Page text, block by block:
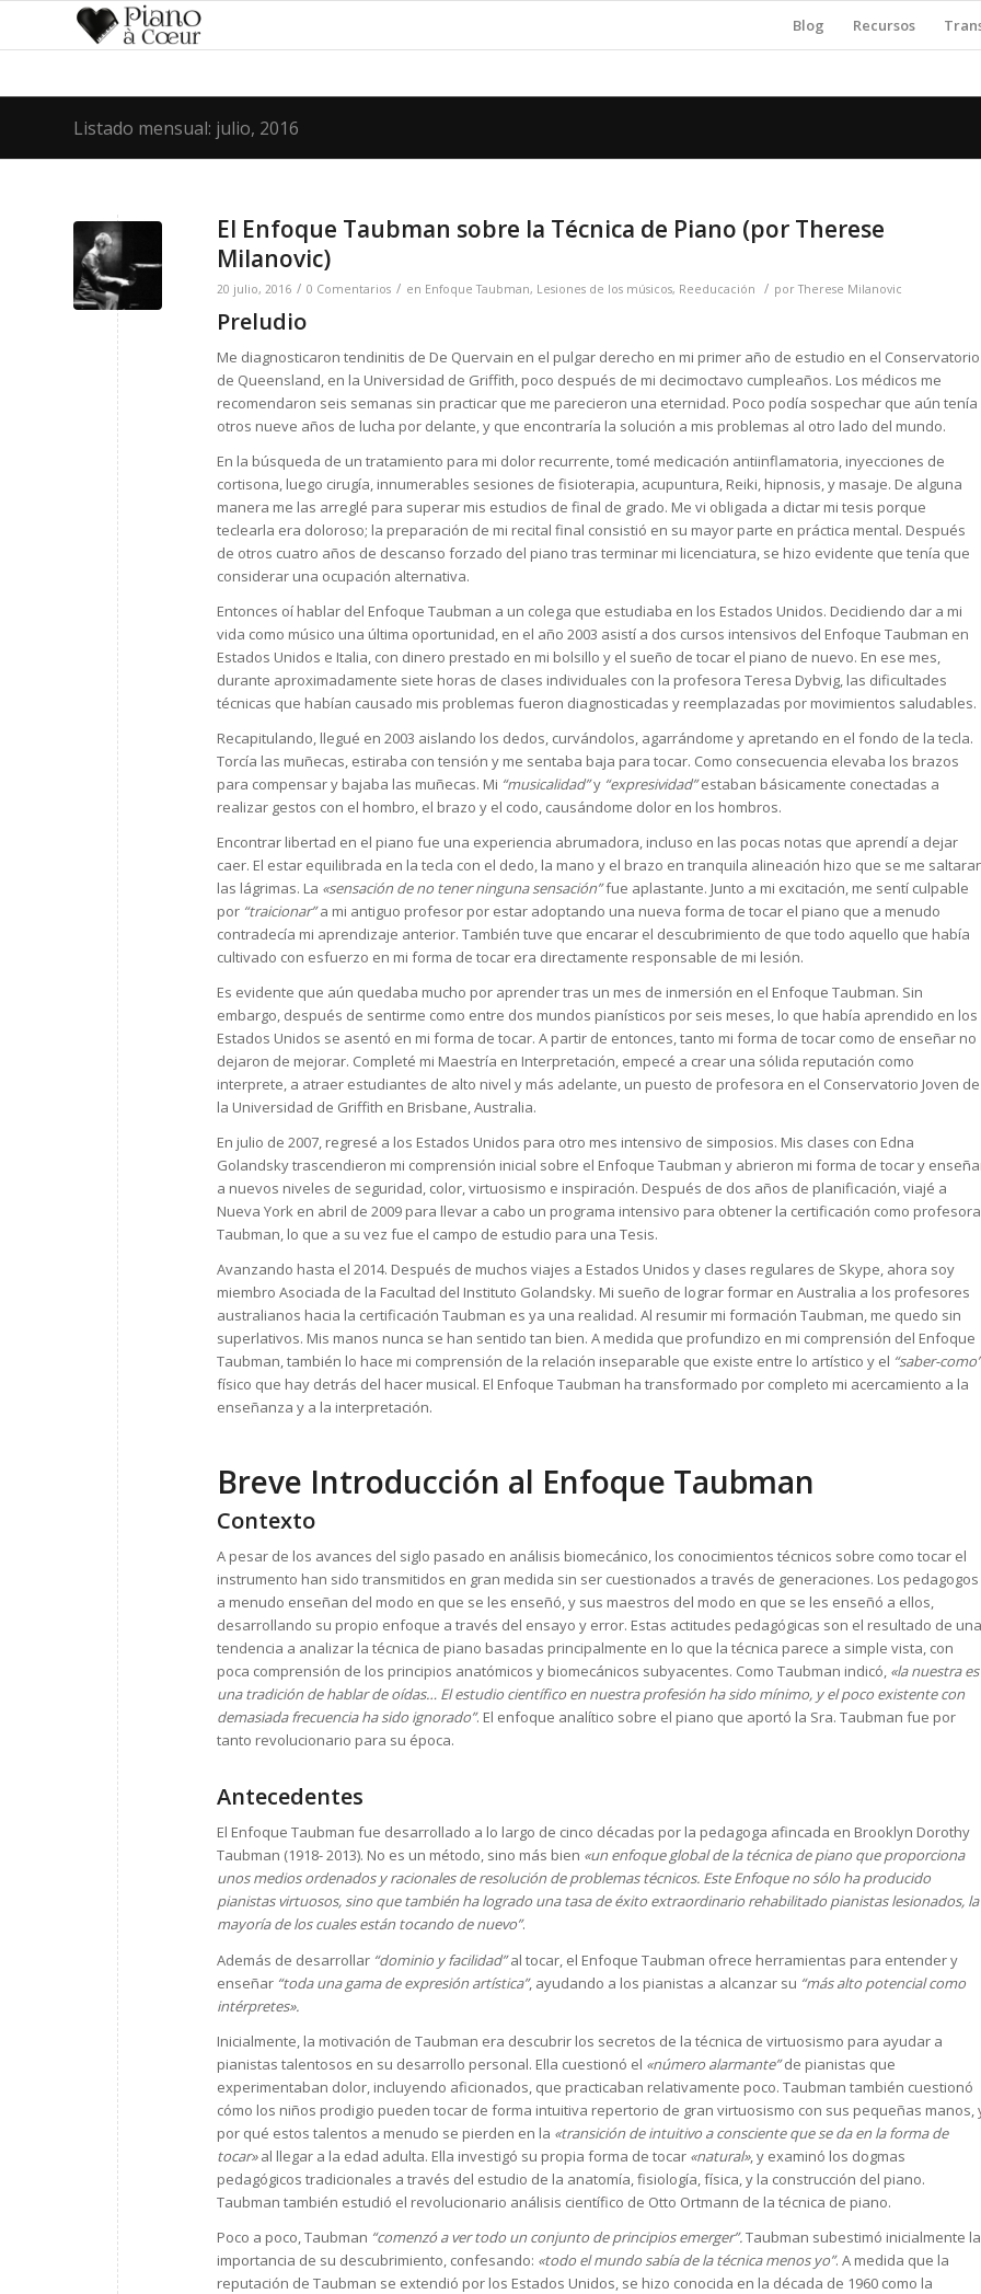
Blog Recursos
Listado mensual: julio, 2016
El Enfoque Taubman sobre la Técnica de Piano (por Therese
Milanovic)
20 julio, 2016 / 0 Comentarios / en Enfoque Taubman, Lesiones de los músicos, Reeducación / porTherese Milanovic
Preludio
Me diagnosticaron tendinitis de De Quervain en el pulgar derecho en mi primer año de estudio en el Conservatorio
de Queensland, en la Universidad de Griffith, poco después de mi decimoctavo cumpleaños. Los médicos me
recomendaron seis semanas sin practicar que me parecieron una eternidad. Poco podía sospechar que aún tenía
otros nueve años de lucha por delante, y que encontraría la solución a mis problemas al otro lado del mundo.
En la búsqueda de un tratamiento para mi dolor recurrente, tomé medicación antiinflamatoria, inyecciones de
cortisona, luego cirugía, innumerables sesiones de fisioterapia, acupuntura, Reiki, hipnosis, y masaje. De alguna
manera me las arreglé para superar mis estudios de final de grado. Me vi obligada a dictar mi tesis porque
teclearla era doloroso; la preparación de mi recital final consistió en su mayor parte en práctica mental. Después
de otros cuatro años de descanso forzado del piano tras terminar mi licenciatura, se hizo evidente que tenía que
considerar una ocupación alternativa.
Entonces oí hablar del Enfoque Taubman a un colega que estudiaba en los Estados Unidos. Decidiendo dar a mi
vida como músico una última oportunidad, en el año 2003 asistí a dos cursos intensivos del Enfoque Taubman en
Estados Unidos e Italia, con dinero prestado en mi bolsillo y el sueño de tocar el piano de nuevo. En ese mes,
durante aproximadamente siete horas de clases individuales con la profesora Teresa Dybvig, las dificultades
técnicas que habían causado mis problemas fueron diagnosticadas y reemplazadas por movimientos saludables.
Recapitulando, llegué en 2003 aislando los dedos, curvándolos, agarrándome y apretando en el fondo de la tecla.
Torcía las muñecas, estiraba con tensión y me sentaba baja para tocar. Como consecuencia elevaba los brazos
para compensar y bajaba las muñecas. Mi “musicalidad”y “expresividad”estaban básicamente conectadas a
realizar gestos con el hombro, el brazo y el codo, causándome dolor en los hombros.
Encontrar libertad en el piano fue una experiencia abrumadora, incluso en las pocas notas que aprendí a dejar
caer. El estar equilibrada en la tecla con el dedo, la mano y el brazo en tranquila alineación hizo que se me
las lágrimas. La «sensación de no tener ninguna sensación”fue aplastante. Junto a mi excitación, me sentí culpable
por “traicionar”a mi antiguo profesor por estar adoptando una nueva forma de tocar el piano que a menudo
contradecía mi aprendizaje anterior. También tuve que encarar el descubrimiento de que todo aquello que había
cultivado con esfuerzo en mi forma de tocar era directamente responsable de mi lesión.
Es evidente que aún quedaba mucho por aprender tras un mes de inmersión en el Enfoque Taubman. Sin
embargo, después de sentirme como entre dos mundos pianísticos por seis meses, lo que había aprendido en los
Estados Unidos se asentó en mi forma de tocar. A partir de entonces, tanto mi forma de tocar como de enseñar no
dejaron de mejorar. Completé mi Maestría en Interpretación, empecé a crear una sólida reputación como
interprete, a atraer estudiantes de alto nivel y más adelante, un puesto de profesora en el Conservatorio Joven de
la Universidad de Griffith en Brisbane, Australia.
En julio de 2007, regresé a los Estados Unidos para otro mes intensivo de simposios. Mis clases con Edna
Golandsky trascendieron mi comprensión inicial sobre el Enfoque Taubman y abrieron mi forma de tocar y
a nuevos niveles de seguridad, color, virtuosismo e inspiración. Después de dos años de planificación, viajé a
Nueva York en abril de 2009 para llevar a cabo un programa intensivo para obtener la certificación como profesora
Taubman, lo que a su vez fue el campo de estudio para una Tesis.
Avanzando hasta el 2014. Después de muchos viajes a Estados Unidos y clases regulares de Skype, ahora soy
miembro Asociada de la Facultad del Instituto Golandsky. Mi sueño de lograr formar en Australia a los profesores
australianos hacia la certificación Taubman es ya una realidad. Al resumir mi formación Taubman, me quedo sin
superlativos. Mis manos nunca se han sentido tan bien. A medida que profundizo en mi comprensión del Enfoque
Taubman, también lo hace mi comprensión de la relación inseparable que existe entre lo artístico y el “saber-como”
físico que hay detrás del hacer musical. El Enfoque Taubman ha transformado por completo mi acercamiento a la
enseñanza y a la interpretación.
Breve Introducción al Enfoque Taubman
Contexto
A pesar de los avances del siglo pasado en análisis biomecánico, los conocimientos técnicos sobre como tocar el
instrumento han sido transmitidos en gran medida sin ser cuestionados a través de generaciones. Los pedagogos
a menudo enseñan del modo en que se les enseñó, y sus maestros del modo en que se les enseñó a ellos,
desarrollando su propio enfoque a través del ensayo y error. Estas actitudes pedagógicas son el resultado de una
tendencia a analizar la técnica de piano basadas principalmente en lo que la técnica parece a simple vista, con
poca comprensión de los principios anatómicos y biomecánicos subyacentes. Como Taubman indicó, «la nuestra es
una tradición de hablar de oídas… El estudio científico en nuestra profesión ha sido mínimo, y el poco existente con
demasiada frecuencia ha sido ignorado”. El enfoque analítico sobre el piano que aportó la Sra. Taubman fue por
tanto revolucionario para su época.
Antecedentes
El Enfoque Taubman fue desarrollado a lo largo de cinco décadas por la pedagoga afincada en Brooklyn Dorothy
Taubman (1918- 2013). No es un método, sino más bien «un enfoque global de la técnica de piano que proporciona
unos medios ordenados y racionales de resolución de problemas técnicos. Este Enfoque no sólo ha producido
pianistas virtuosos, sino que también ha logrado una tasa de éxito extraordinario rehabilitado pianistas lesionados, la
mayoría de los cuales están tocando de nuevo”.
Además de desarrollar “dominio y facilidad”al tocar, el Enfoque Taubman ofrece herramientas para entender y
enseñar “toda una gama de expresión artística”, ayudando a los pianistas a alcanzar su “más alto potencial como
intérpretes».
Inicialmente, la motivación de Taubman era descubrir los secretos de la técnica de virtuosismo para ayudar a
pianistas talentosos en su desarrollo personal. Ella cuestionó el «número alarmante”de pianistas que
experimentaban dolor, incluyendo aficionados, que practicaban relativamente poco. Taubman también cuestionó
cómo los niños prodigio pueden tocar de forma intuitiva repertorio de gran virtuosismo con sus pequeñas manos,
por qué estos talentos a menudo se pierden en la «transición de intuitivo a consciente que se da en la forma de
tocar»al llegar a la edad adulta. Ella investigó su propia forma de tocar «natural», y examinó los dogmas
pedagógicos tradicionales a través del estudio de la anatomía, fisiología, física, y la construcción del piano.
Taubman también estudió el revolucionario análisis científico de Otto Ortmann de la técnica de piano.
Poco a poco, Taubman “comenzó a ver todo un conjunto de principios emerger”.Taubman subestimó inicialmente la
importancia de su descubrimiento, confesando: «todo el mundo sabía de la técnica menos yo”. A medida que la
reputación de Taubman se extendió por los Estados Unidos, se hizo conocida en la década de 1960 como la